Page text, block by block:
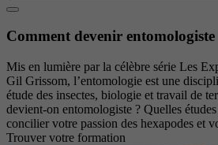
Comment devenir entomologiste
Mis en lumière par la célèbre série Les
Gil Grissom, l’entomologie est une
étude des insectes, biologie et travail de
devient-on entomologiste ? Quelles
concilier votre passion des hexapodes et
Trouver votre formation